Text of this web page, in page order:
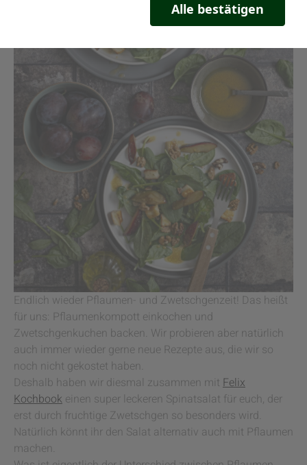
Alle bestätigen
Endlich wieder Pflaumen- und Zwetschgenzeit! Das heißt
für uns: Pflaumenkompott einkochen und
Zwetschgenkuchen backen. Wir probieren aber natürlich
auch immer wieder gerne neue Rezepte aus, die wir so
noch nicht gekostet haben.
Deshalb haben wir diesmal zusammen mit Felix
Kochbook einen super leckeren Spinatsalat für euch, der
erst durch fruchtige Zwetschgen so besonders wird.
Natürlich könnt ihr den Salat alternativ auch mit Pflaumen
machen.